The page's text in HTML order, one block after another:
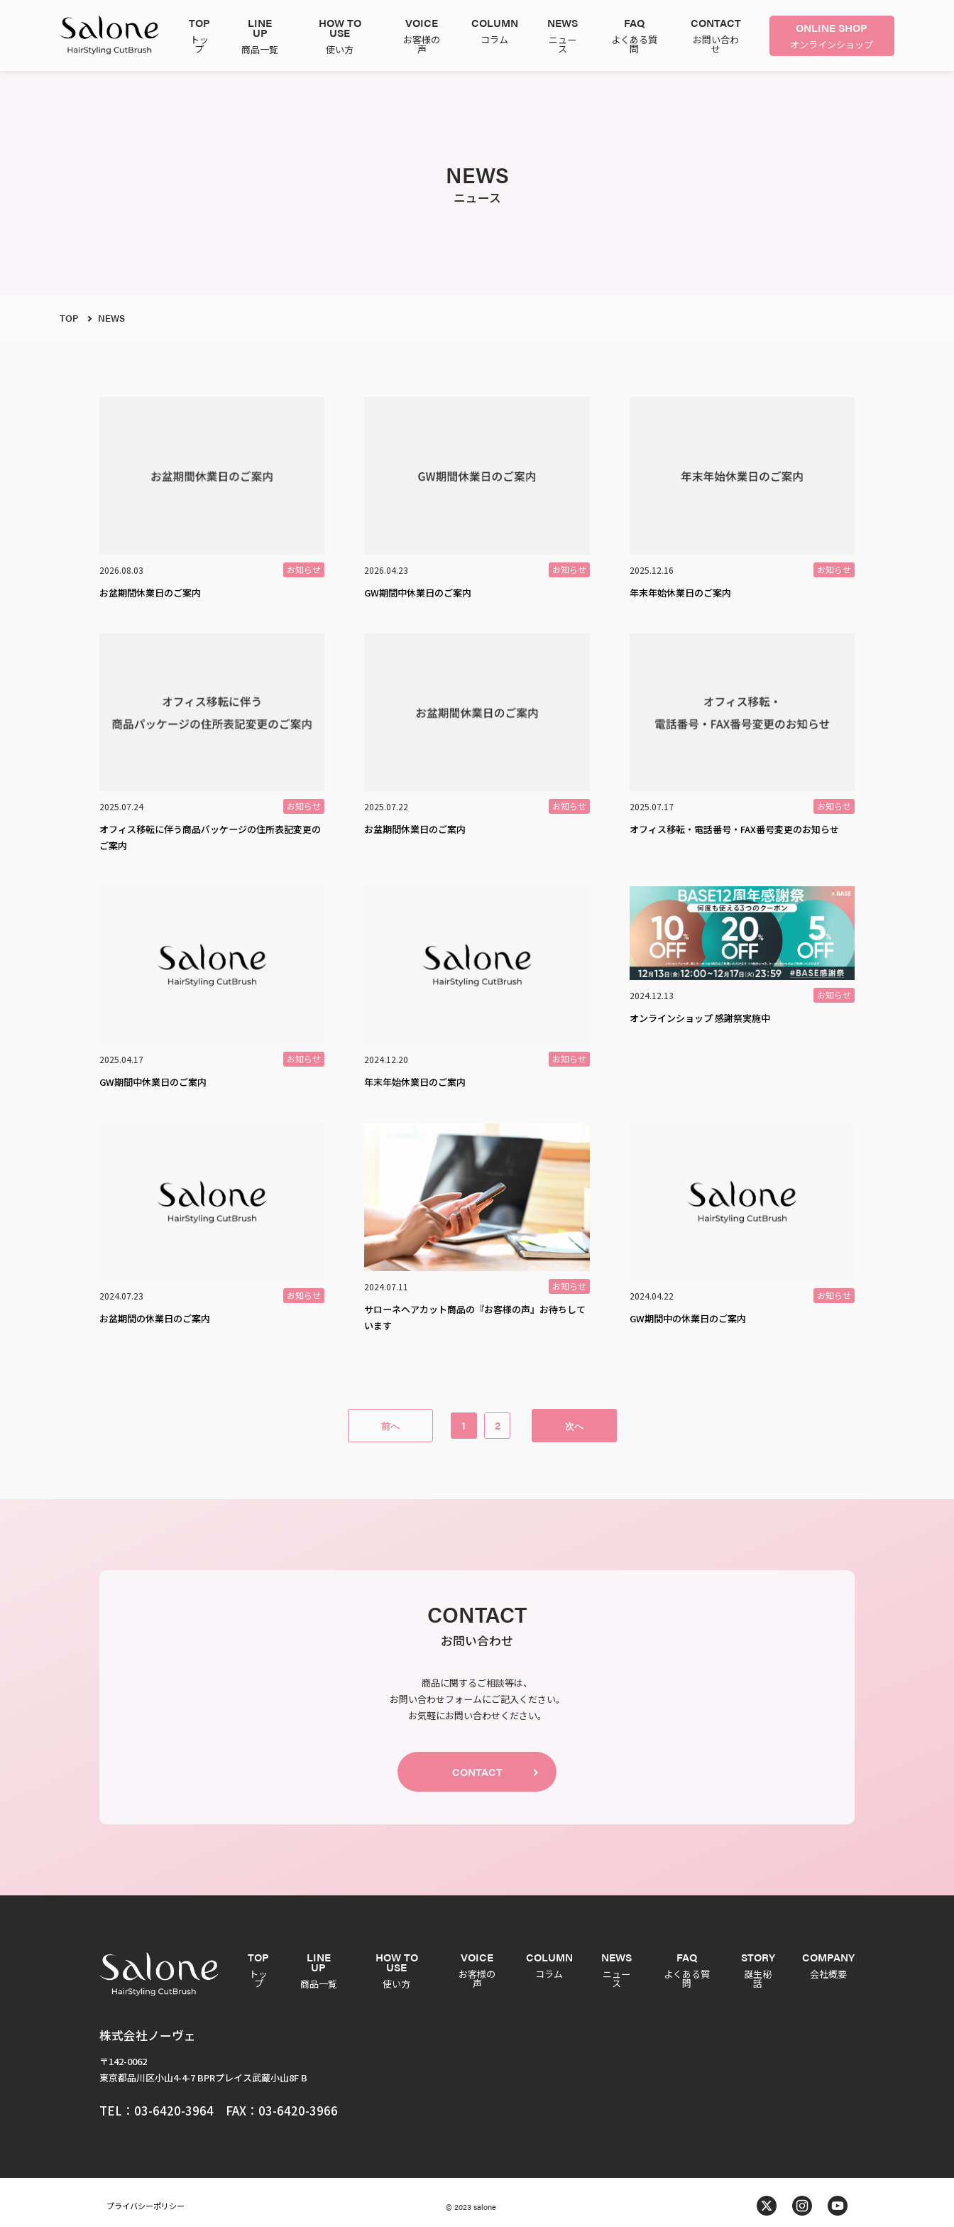
TOP
トッ
プ
LINE
UP
商品一覧
HOW TO
USE
使い方
VOICE
お客様の
声
COLUMN
コラム
NEWS
ニュー
ス
FAQ
よくある質
問
CONTACT
お問い合わ
せ
ONLINE SHOP
オンラインショップ
NEWS
ニュース
TOP NEWS
2026.08.03 お知らせ
お盆期間休業日のご案内
2026.04.23 お知らせ
GW期間中休業日のご案内
2025.12.16 お知らせ
年末年始休業日のご案内
2025.07.24 お知らせ
オフィス移転に伴う商品パッケージの住所表記変更の
ご案内
2025.07.22 お知らせ
お盆期間休業日のご案内
2025.07.17 お知らせ
オフィス移転・電話番号・FAX番号変更のお知らせ
2025.04.17 お知らせ
GW期間中休業日のご案内
2024.12.20 お知らせ
年末年始休業日のご案内
2024.12.13 お知らせ
オンラインショップ 感謝祭実施中
2024.07.23 お知らせ
お盆期間の休業日のご案内
2024.07.11 お知らせ
サローネヘアカット商品の『お客様の声』お待ちして
います
2024.04.22 お知らせ
GW期間中の休業日のご案内
前へ 1 2 次へ
CONTACT
お問い合わせ
商品に関するご相談等は、
お問い合わせフォームにご記入ください。
お気軽にお問い合わせください。
CONTACT
TOP
トッ
プ
LINE
UP
商品一覧
HOW TO
USE
使い方
VOICE
お客様の
声
COLUMN
コラム
NEWS
ニュー
ス
FAQ
よくある質
問
STORY
誕生秘
話
COMPANY
会社概要
株式会社ノーヴェ
〒142-0062
東京都品川区小山4-4-7 BPRプレイス武蔵小山8F B
TEL：03-6420-3964 FAX：03-6420-3966
プライバシーポリシー © 2023 salone